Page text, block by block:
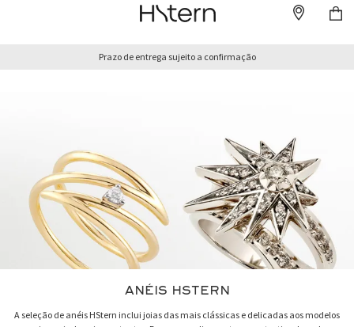
Prazo de entrega sujeito a confirmação
ANÉIS HSTERN
A seleção de anéis HStern inclui joias das mais clássicas e delicadas aos modelos